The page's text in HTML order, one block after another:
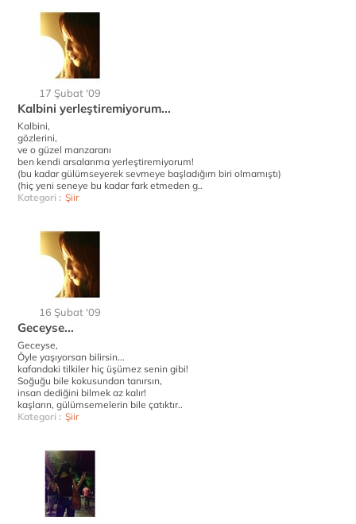
17 Şubat '09
Kalbini yerleştiremiyorum...
Kalbini,
gözlerini,
ve o güzel manzaranı
ben kendi arsalarıma yerleştiremiyorum!
(bu kadar gülümseyerek sevmeye başladığım biri olmamıştı)
(hiç yeni seneye bu kadar fark etmeden g..
Kategori : Şiir
16 Şubat '09
Geceyse...
Geceyse,
Öyle yaşıyorsan bilirsin...
kafandaki tilkiler hiç üşümez senin gibi!
Soğuğu bile kokusundan tanırsın,
insan dediğini bilmek az kalır!
kaşların, gülümsemelerin bile çatıktır..
Kategori : Şiir